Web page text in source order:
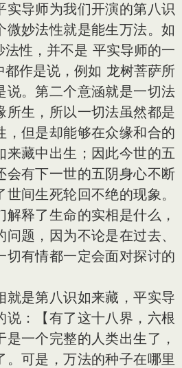
实导师为我们开演的第八识
微妙法性就是能生万法。如
性，并不是 平实导师的一
都作是说，例如 龙树菩萨所
说。第二个意涵就是一切法
所生，所以一切法虽然都是
，但是却能够在众缘和合的
来藏中出生；因此今世的五
会有下一世的五阴身心不断
间生死轮回不绝的现象。
释了生命的实相是什么，
题，因为不论是在过去、
切有情都一定会面对探讨的
就是第八识如来藏，平实导
说：【有了这十八界，六根
一个完整的人类出生了，
。可是，万法的种子在哪里